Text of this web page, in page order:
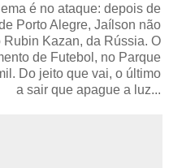
é no ataque: depois de
Porto Alegre, Jaílson não
Kazan, da Rússia. O
de Futebol, no Parque
Do jeito que vai, o último
a sair que apague a luz...